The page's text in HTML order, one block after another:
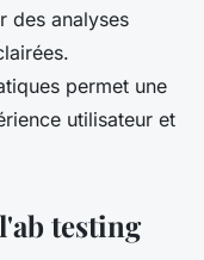
des analyses
permet une
utilisateur et
testing